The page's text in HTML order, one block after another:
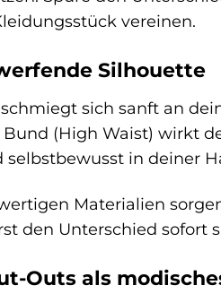
vereinen.
Silhouette
sich sanft an
(High Waist) wirkt
in deiner
Materialien
den Unterschied sofort
Outs als